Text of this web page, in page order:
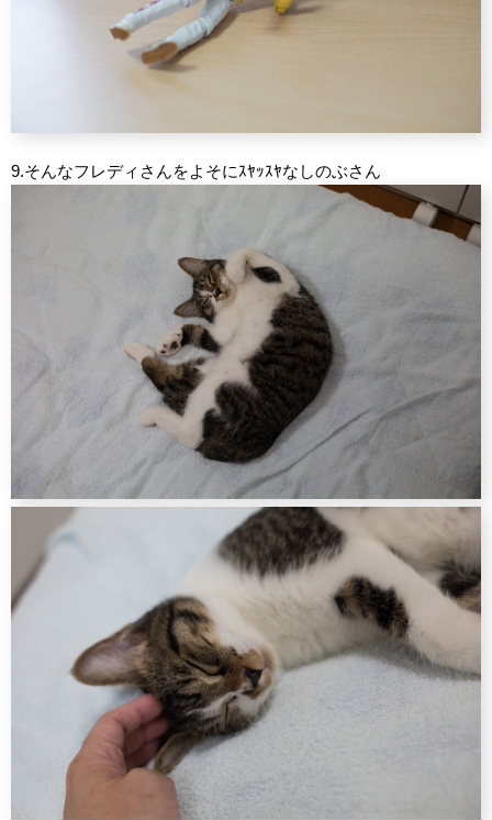
9.そんなフレディさんをよそにｽﾔｯｽﾔなしのぶさん